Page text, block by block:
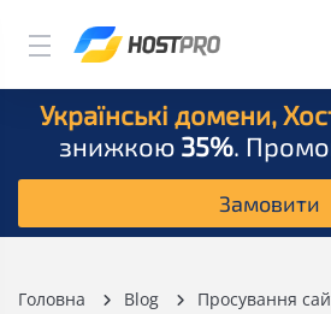
Українські домени,
знижкою 35%.
Замовити
Головна Blog
Просування